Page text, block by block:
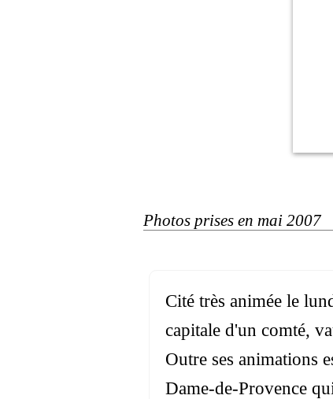
Photos prises en mai 2007
Cité très animée le
capitale d'un comté,
Outre ses animations
Dame-de-Provence